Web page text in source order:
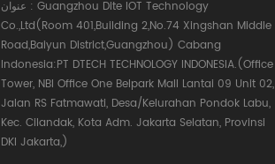
عنوان :Guangzhou Dite IOT Technology
Co.,Ltd(Room 401,Building 2,No.74 Xingshan Middle
Road,Baiyun District,Guangzhou) Cabang
Indonesia:PT DTECH TECHNOLOGY INDONESIA.(Office
Tower, NBI Office One Belpark Mall Lantai 09 Unit 02,
Jalan RS Fatmawati, Desa/Kelurahan Pondok Labu,
Kec. Cilandak, Kota Adm. Jakarta Selatan, Provinsi
DKI Jakarta,)